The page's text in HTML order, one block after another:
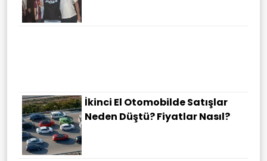
İkinci El Otomobilde Satışlar
Neden Düştü? Fiyatlar Nasıl?